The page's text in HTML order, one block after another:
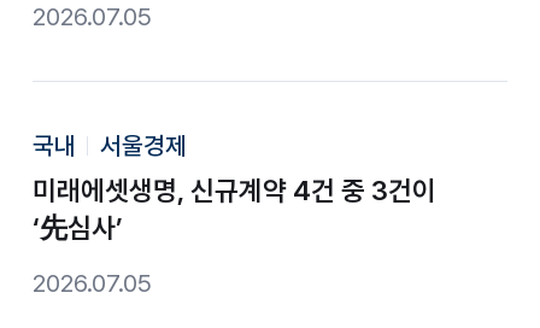
2026.07.05
국내 서울경제
미래에셋생명, 신규계약 4건 중 3건이
‘先심사’
2026.07.05